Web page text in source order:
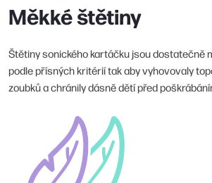
Měkké štětiny
Štětiny sonického kartáčku jsou dostatečně
podle přísných kritérií tak aby vyhovovaly
zoubků a chránily dásně dětí před